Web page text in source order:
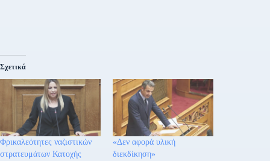
Σχετικά
Φρικαλεότητες ναζιστικών
στρατευμάτων Κατοχής
«Δεν αφορά υλική
διεκδίκηση»